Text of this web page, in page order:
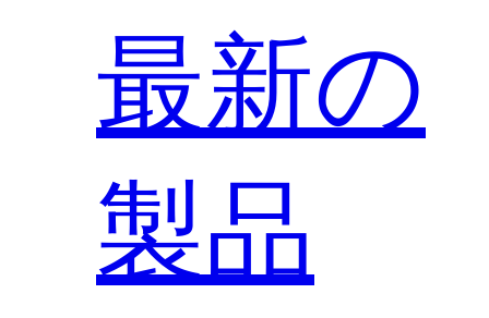
最新の
製品